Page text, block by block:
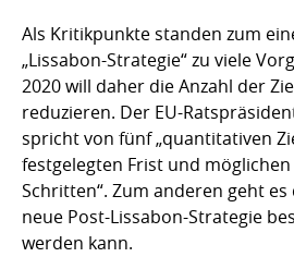
Als Kritikpunkte standen zum
„Lissabon-Strategie“ zu viele
2020 will daher die Anzahl der
reduzieren. Der EU-
spricht von fünf „quantitativen
festgelegten Frist und
Schritten“. Zum anderen geht
neue Post-Lissabon-Strategie
werden kann.